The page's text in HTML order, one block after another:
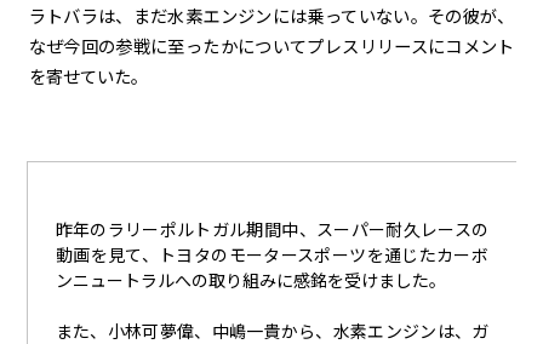
ラトバラは、まだ水素エンジンには乗っていない。その彼が、
なぜ今回の参戦に至ったかについてプレスリリースにコメント
を寄せていた。
昨年のラリーポルトガル期間中、スーパー耐久レースの
動画を見て、トヨタのモータースポーツを通じたカーボ
ンニュートラルへの取り組みに感銘を受けました。
また、小林可夢偉、中嶋一貴から、水素エンジンは、ガ